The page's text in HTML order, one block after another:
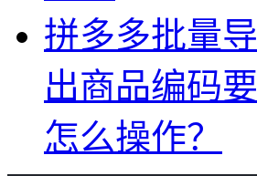
拼多多批量导
出商品编码要
怎么操作？